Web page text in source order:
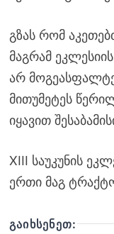
გზას რომ
მაგრამ
არ
მითუმეტეს
იყავით
XIII საუკუნის
ერთი მაგ
ᲒᲐᲘᲮᲡᲔᲜᲔᲗ: